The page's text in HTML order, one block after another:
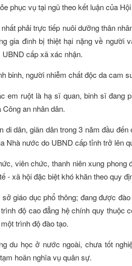
phục vụ tại ngũ theo kết luận của
phải trực tiếp nuôi dưỡng thân
gia đình bị thiệt hại nặng về người
cấp xã xác nhận.
binh, người nhiễm chất độc da cam
em ruột là hạ sĩ quan, binh sĩ đang
an nhân dân.
di dân, giãn dân trong 3 năm đầu
Nhà nước do UBND cấp tỉnh trở lên
viên chức, thanh niên xung
- xã hội đặc biệt khó khăn theo quy
giáo dục phổ thông; đang được
độ cao đẳng hệ chính quy thuộc
trình độ đào tạo.
du học ở nước ngoài, chưa tốt
hoãn nghĩa vụ quân sự.